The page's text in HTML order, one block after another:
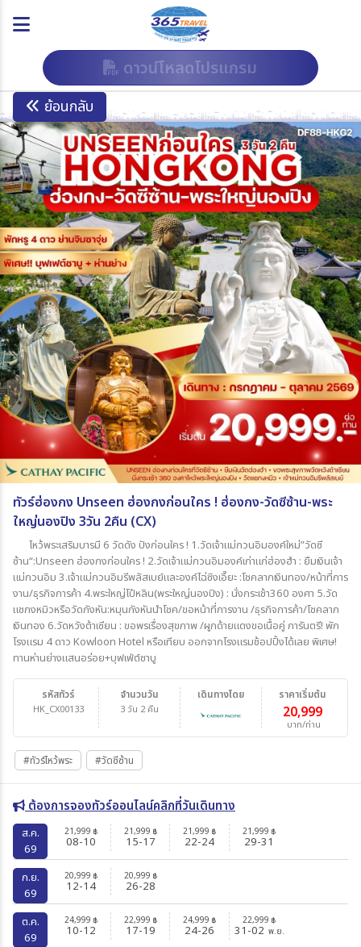
ดาวน์โหลดโปรแกรม
ย้อนกลับ
ทัวร์ฮ่องกง Unseen ฮ่องกงก่อนใคร ! ฮ่องกง-วัดซีซ้าน-พระ
ใหญ่นองปิง 3วัน 2คืน (CX)
ไหว้พระเสริมบารมี 6 วัดดัง ปังก่อนใคร ! 1.วัดเจ้าแม่กวนอิมองค์ใหม่”วัดซี
ซ้าน“:Unseen ฮ่องกงก่อนใคร ! 2.วัดเจ้าแม่กวนอิมองค์เก่าแก่ฮ่องฮำ : ยืมเงินเจ้า
แม่กวนอิม 3.เจ้าแม่กวนอิมรีพลัสเบย์และองค์ไฉ่ซิงเอี๊ยะ :โชคลาภเงินทอง/หน้าที่การ
งาน/ธุรกิจการค้า 4.พระใหญ่โป๋หลิน(พระใหญ่นองปิง) : นั่งกระเช้า360 องศา 5.วัด
แชกงหมิวหรือวัดกังหัน:หมุนกังหันนำโชค/ขอหน้าที่การงาน /ธุรกิจการค้า/โชคลาภ
เงินทอง 6.วัดหวังต้าเซียน : ขอพรเรื่องสุขภาพ /ผูกด้ายแดงขอเนื้อคู่ การันตรี! พัก
โรงแรม 4 ดาว Kowloon Hotel หรือเทียบ ออกจากโรงแรมช้อปปิ้งได้เลย พิเศษ!
ทานห่านย่างแสนอร่อย+บุฟเฟ่ต์ชาบู
รหัสทัวร์
HK_CX00133
จำนวนวัน
3 วัน 2 คืน
ราคาเริ่มต้น
20,999
บาท/ท่าน
เดินทางโดย
#ทัวร์ไหว้พระ #วัดซีซ้าน
ต้องการจองทัวร์ออนไลน์คลิกที่วันเดินทาง
ส.ค.
69
21,999 ฿
08-10
21,999 ฿
15-17
21,999 ฿
22-24
21,999 ฿
29-31
ก.ย.
69
20,999 ฿
12-14
20,999 ฿
26-28
ต.ค.
69
24,999 ฿
10-12
22,999 ฿
17-19
24,999 ฿
24-26
22,999 ฿
31-02 พ.ย.